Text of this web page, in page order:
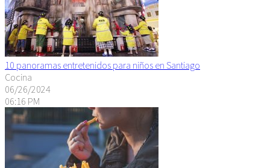
10 panoramas entretenidos para niños en Santiago
Cocina
06/26/2024
06:16 PM